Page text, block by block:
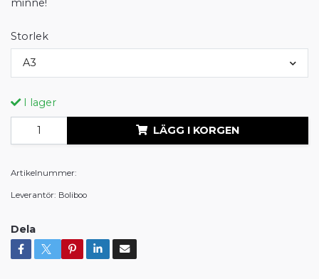
minne!
Storlek
A3
I lager
LÄGG I KORGEN
Artikelnummer:
Leverantör: Boliboo
Dela